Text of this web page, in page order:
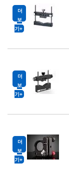
더
보
기
더
보
기
더
보
기